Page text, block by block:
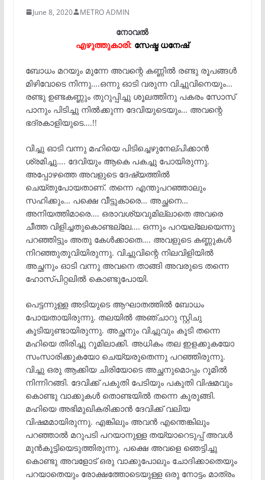
June 8, 2020 METRO ADMIN
നോവൽ
എഴുത്തുകാരി: സേഷ്മ ധനേഷ്‌
ബോധം മറയും മുന്നേ അവന്റെ കണ്ണിൽ രണ്ടു രൂപങ്ങൾ
മിഴിവോടെ നിന്നു….ഒന്നു ഓടി വരുന്ന വിച്ചുവിനെയും…
രണ്ടു ഉണ്ടകണ്ണും തുറുപ്പിച്ചു ശൂലത്തിനു പകരം സോസ്
പാനും പിടിച്ചു നിൽക്കുന്ന ദേവിയുടെയും… അവന്റെ
ഭദ്രകാളിയുടെ….!!
വിച്ചു ഓടി വന്നു മഹിയെ പിടിച്ചെഴുനേല്പിക്കാൻ
ശ്രമിച്ചു…. ദേവിയും ആകെ പകച്ചു പോയിരുന്നു.
അപ്പോഴത്തെ അവളുടെ ദേഷ്യത്തിൽ
ചെയ്തുപോയതാണ്. തന്നെ എന്തുപറഞ്ഞാലും
സഹിക്കും… പക്ഷെ വീട്ടുകാരെ… അച്ഛനെ…
അനിയത്തിമാരെ…. ഒരാവശ്യവുമില്ലാതെ അവരെ
ചീത്ത വിളിച്ചതുകൊണ്ടല്ലേ…. ഒന്നും പറയല്ലേയെന്നു
പറഞ്ഞിട്ടും അതു കേൾക്കാതെ…. അവളുടെ കണ്ണുകൾ
നിറഞ്ഞുതൂവിയിരുന്നു. വിച്ചുവിന്റെ നിലവിളിയിൽ
അച്ഛനും ഓടി വന്നു അവനെ താങ്ങി അവരുടെ തന്നെ
ഹോസ്പിറ്റലിൽ കൊണ്ടുപോയി.
പെട്ടന്നുള്ള അടിയുടെ ആഘാതത്തിൽ ബോധം
പോയതായിരുന്നു. തലയിൽ അഞ്ചാറു സ്റ്റിചു
കൂടിയുണ്ടായിരുന്നു. അച്ഛനും വിച്ചുവും കൂടി തന്നെ
മഹിയെ തിരിച്ചു റൂമിലാക്കി. അധികം തല ഇളക്കുകയോ
സംസാരിക്കുകയോ ചെയ്യരുതെന്നു പറഞ്ഞിരുന്നു.
വിച്ചു ഒരു ആക്കിയ ചിരിയോടെ അച്ഛനുമൊപ്പം റൂമിൽ
നിന്നിറങ്ങി. ദേവിക്ക് പകുതി പേടിയും പകുതി വിഷമവും
കൊണ്ടു വാക്കുകൾ തൊണ്ടയിൽ തന്നെ കുരുങ്ങി.
മഹിയെ അഭിമുഖികരിക്കാൻ ദേവിക്ക് വലിയ
വിഷമമായിരുന്നു. എങ്കിലും അവൻ എന്തെങ്കിലും
പറഞ്ഞാൽ മറുപടി പറയാനുള്ള തയ്യാറെടുപ്പ് അവൾ
മുൻകൂട്ടിയെടുത്തിരുന്നു. പക്ഷെ അവളെ ഞെട്ടിച്ചു
കൊണ്ടു അവളോട്‌ ഒരു വാക്കുപോലും ചോദിക്കാതെയും
പറയാതെയും രോക്ഷത്തോടെയുള്ള ഒരു നോട്ടം മാത്രം